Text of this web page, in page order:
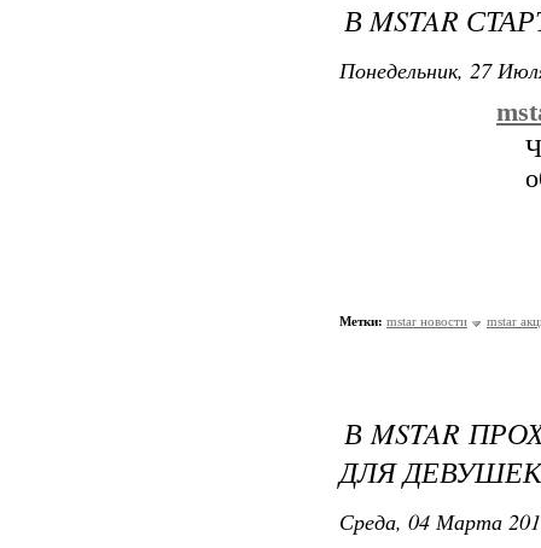
В MSTAR
Понедельник, 27
Метки: mstar новости mstar
В MSTAR
ДЛЯ ДЕВУШЕК
Среда, 04 Марта